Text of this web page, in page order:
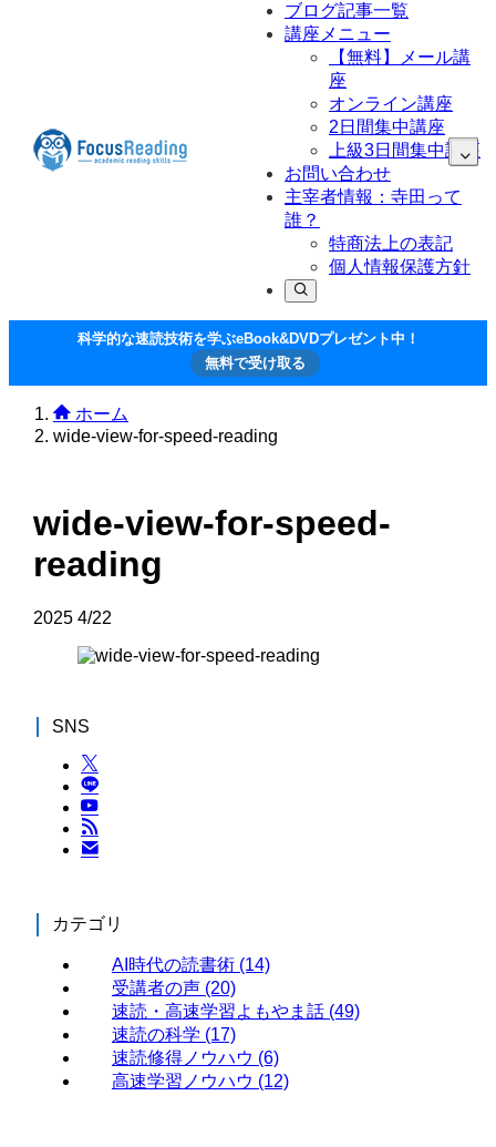
ブログ記事一覧
講座メニュー
【無料】メール講
座
オンライン講座
2日間集中講座
上級3日間集中講座
お問い合わせ
主宰者情報：寺田って
誰？
特商法上の表記
個人情報保護方針
科学的な速読技術を学ぶeBook&DVDプレゼント中！
無料で受け取る
ホーム
wide-view-for-speed-reading
wide-view-for-speed-
reading
2025 4/22
SNS
カテゴリ
AI時代の読書術 (14)
受講者の声 (20)
速読・高速学習よもやま話 (49)
速読の科学 (17)
速読修得ノウハウ (6)
高速学習ノウハウ (12)